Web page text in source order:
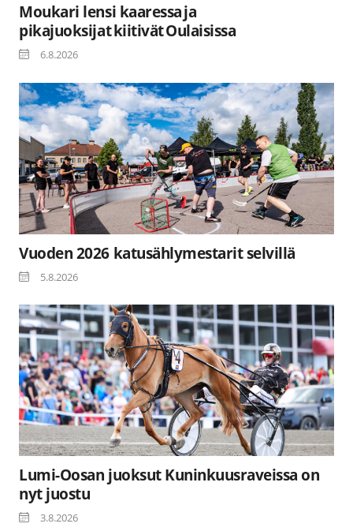
Moukari lensi kaaressa ja
pikajuoksijat kiitivät Oulaisissa
6.8.2026
Vuoden 2026 katusählymestarit selvillä
5.8.2026
Lumi-Oosan juoksut Kuninkuusraveissa on
nyt juostu
3.8.2026